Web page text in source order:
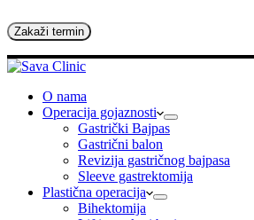
O nama
Operacija gojaznosti
Gastrički Bajpas
Gastrični balon
Revizija gastričnog bajpasa
Sleeve gastrektomija
Plastična operacija
Bihektomija